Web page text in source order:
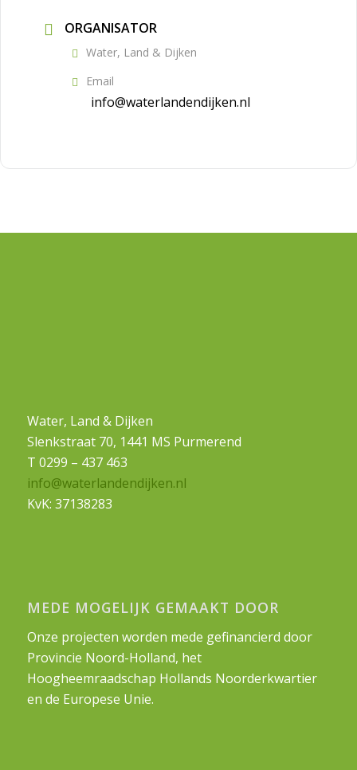
ORGANISATOR
Water, Land & Dijken
Email
info@waterlandendijken.nl
Water, Land & Dijken
Slenkstraat 70, 1441 MS Purmerend
T 0299 – 437 463
info@waterlandendijken.nl
KvK: 37138283
MEDE MOGELIJK GEMAAKT DOOR
Onze projecten worden mede gefinancierd door
Provincie Noord-Holland, het
Hoogheemraadschap Hollands Noorderkwartier
en de Europese Unie.